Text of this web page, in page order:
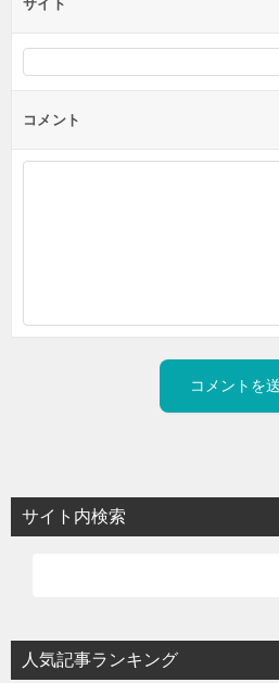
サイト
コメント
サイト内検索
人気記事ランキング